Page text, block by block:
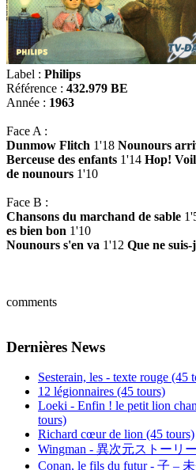
Label : Philips
Référence : 432.979 BE
Année : 1963
Face A :
Dunmow Flitch 1'18 Nounours
Berceuse des enfants 1'14 Hop!
de nounours 1'10
Face B :
Chansons du marchand de sable
es bien bon 1'10
Nounours s'en va 1'12 Que ne
comments
Dernières News
Sesterain, les - texte rouge (45
12 légionnaires (45 tours)
Loeki - Enfin ! le petit lion
tours)
Richard cœur de lion (45 tours)
Wingman - 異次元ストーリ
Conan, le fils du futur - 子 –